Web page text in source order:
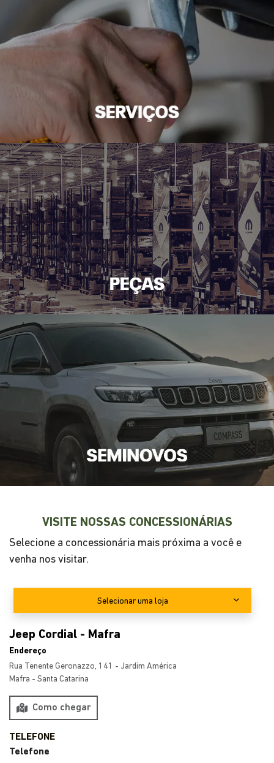
VISITE NOSSAS CONCESSIONÁRIAS
Selecione a concessionária mais próxima a você e
venha nos visitar.
Selecionar uma loja
Jeep Cordial - Mafra
Endereço
Rua Tenente Geronazzo, 141 - Jardim América
Mafra - Santa Catarina
Como chegar
Telefone